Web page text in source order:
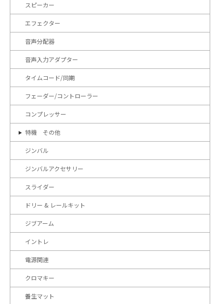
スピーカー
エフェクター
音声分配器
音声入力アダプター
タイムコード/同期
フェーダー/コントローラー
コンプレッサー
特機 その他
ジンバル
ジンバルアクセサリー
スライダー
ドリー & レールキット
ジブアーム
イントレ
電源関連
クロマキー
養生マット